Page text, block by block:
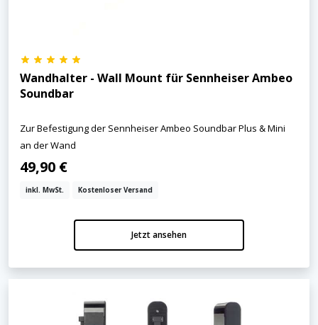
Wandhalter - Wall Mount für Sennheiser Ambeo
Soundbar
Zur Befestigung der Sennheiser Ambeo Soundbar Plus & Mini
an der Wand
49,90 €
inkl. MwSt. Kostenloser Versand
Jetzt ansehen